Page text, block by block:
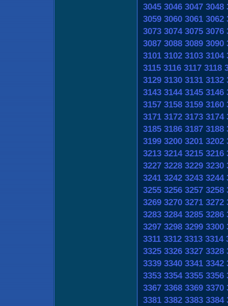
3045 3046 3047 3048
3059 3060 3061 3062
3073 3074 3075 3076
3087 3088 3089 3090
3101 3102 3103 3104
3115 3116 3117 3118
3129 3130 3131 3132
3143 3144 3145 3146
3157 3158 3159 3160
3171 3172 3173 3174
3185 3186 3187 3188
3199 3200 3201 3202
3213 3214 3215 3216
3227 3228 3229 3230
3241 3242 3243 3244
3255 3256 3257 3258
3269 3270 3271 3272
3283 3284 3285 3286
3297 3298 3299 3300
3311 3312 3313 3314
3325 3326 3327 3328
3339 3340 3341 3342
3353 3354 3355 3356
3367 3368 3369 3370
3381 3382 3383 3384